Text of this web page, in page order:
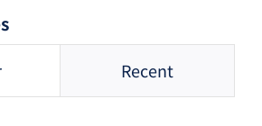
Recent